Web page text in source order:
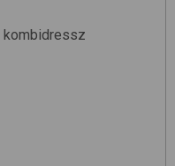
kombidressz